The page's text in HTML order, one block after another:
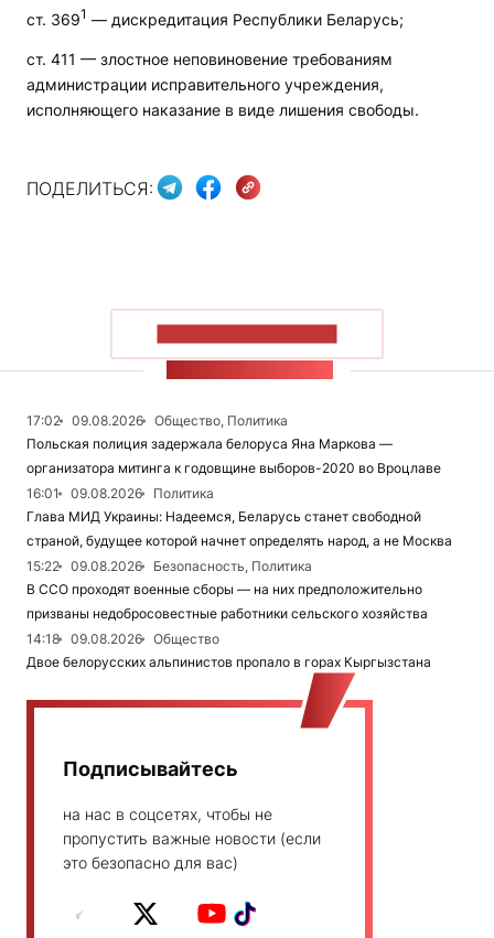
ст. 3691 — дискредитация Республики Беларусь;
ст. 411 — злостное неповиновение требованиям
администрации исправительного учреждения,
исполняющего наказание в виде лишения свободы.
ПОДЕЛИТЬСЯ:
17:02 09.08.2026
Общество, Политика
Польская полиция задержала белоруса Яна Маркова —
организатора митинга к годовщине выборов-2020 во Вроцлаве
16:01
09.08.2026
Политика
Глава МИД Украины: Надеемся, Беларусь станет свободной
страной, будущее которой начнет определять народ, а не Москва
15:22
09.08.2026
Безопасность, Политика
В ССО проходят военные сборы — на них предположительно
призваны недобросовестные работники сельского хозяйства
14:18
09.08.2026
Общество
Двое белорусских альпинистов пропало в горах Кыргызстана
Подписывайтесь
на нас в соцсетях, чтобы не
пропустить важные новости (если
это безопасно для вас)